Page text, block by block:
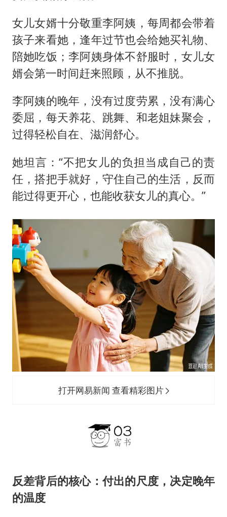
女儿女婿十分敬重李阿姨，每周都会带着
孩子来看她，逢年过节也会给她买礼物、
陪她吃饭；李阿姨身体不舒服时，女儿女
婿会第一时间赶来照顾，从不推脱。
李阿姨的晚年，没有过度劳累，没有满心
委屈，每天养花、跳舞、和老姐妹聚会，
过得轻松自在、滋润舒心。
她坦言：“不把女儿的负担当成自己的责
任，搭把手就好，守住自己的生活，反而
能过得更开心，也能收获女儿的真心。”
打开网易新闻 查看精彩图片
反差背后的核心：付出的尺度，决定晚年
的温度